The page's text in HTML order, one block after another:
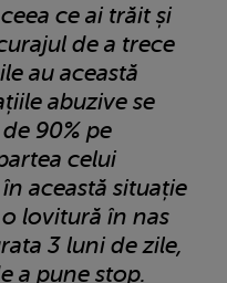
ce ai trăit și
de a trece
au această
abuzive se
90% pe
celui
această situație
lovitură în nas
3 luni de zile,
a pune stop.